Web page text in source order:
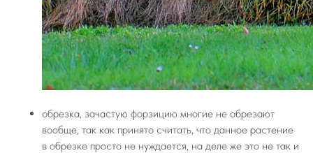
обрезка, зачастую форзицию многие не обрезают
вообще, так как принято считать, что данное растение
в обрезке просто не нуждается, на деле же это не так и